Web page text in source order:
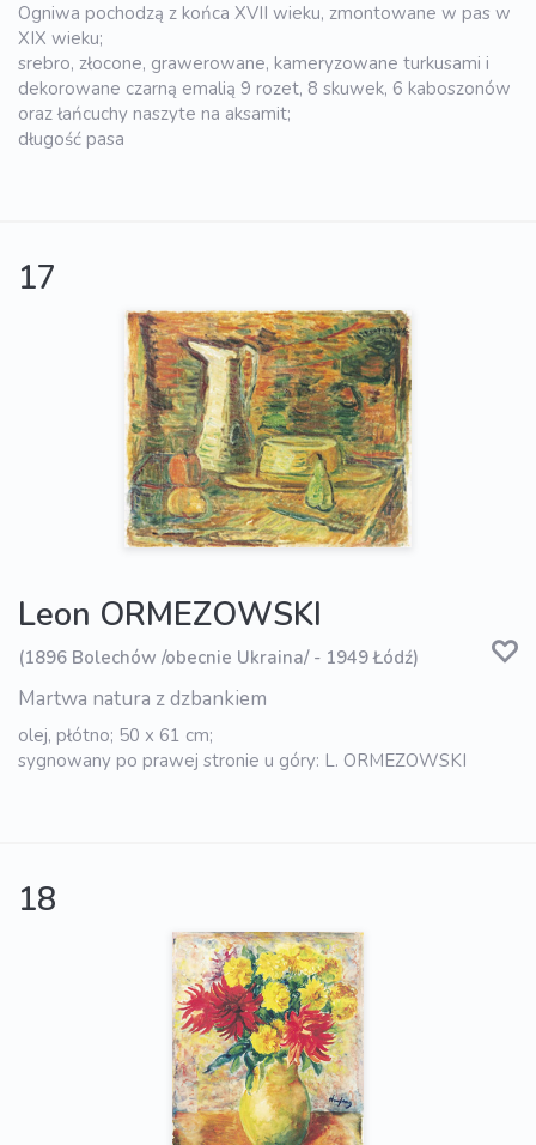
Ogniwa pochodzą z końca XVII wieku, zmontowane w pas w
XIX wieku;
srebro, złocone, grawerowane, kameryzowane turkusami i
dekorowane czarną emalią 9 rozet, 8 skuwek, 6 kaboszonów
oraz łańcuchy naszyte na aksamit;
długość pasa
17
Leon ORMEZOWSKI
(1896 Bolechów /obecnie Ukraina/ - 1949 Łódź)
Martwa natura z dzbankiem
olej, płótno; 50 x 61 cm;
sygnowany po prawej stronie u góry: L. ORMEZOWSKI
18